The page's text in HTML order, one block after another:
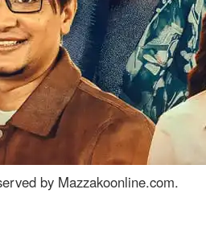
by Mazzakoonline.com.